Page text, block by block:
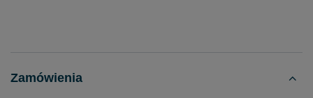
Zamówienia